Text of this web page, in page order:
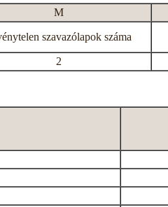
M
szavazólapok száma
2